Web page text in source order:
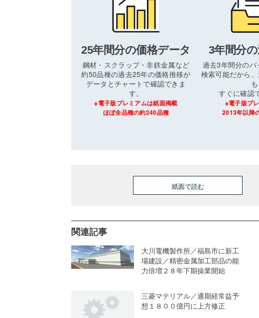
25年間分の価格データ
鋼材・スクラップ・非鉄金属など
約50品種の過去25年の価格推移が
データとチャートで確認できま
す。
※電子版プレミアムは紙面掲載
ほぼ全品種の約240品種
3年間分
過去3年間分の
検索可能だから
も
すぐに確認
※電子版プ
2013年以降
紙面で読む
関連記事
大川電機製作所／福島市に新工
場建設／精密金属加工部品の能
力倍増２８年下期操業開始
三菱マテリアル／通期経常益予
想１８００億円に上方修正